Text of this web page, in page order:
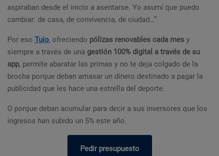
aspiraban desde el inicio a asentarse. Yo asumí que puedo
cambiar: de casa, de convivencia, de ciudad…”
Por eso Tuio, ofreciendo pólizas renovables cada mes y
siempre a través de una gestión 100% digital a través de su
app, permite abaratar las primas y no te deja colgado de la
brocha porque deban amasar un dinero destinado a pagar la
publicidad que les hace una estrella del deporte.
O porque deban acumular para decir a sus inversores que los
ingresos han subido un 5% este año.
Pedir presupuesto